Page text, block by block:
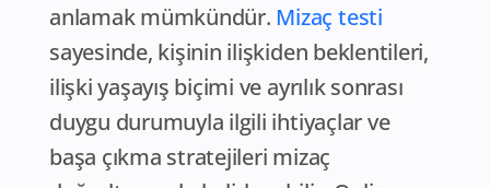
anlamak mümkündür. Mizaç testi
sayesinde, kişinin ilişkiden beklentileri,
ilişki yaşayış biçimi ve ayrılık sonrası
duygu durumuyla ilgili ihtiyaçlar ve
başa çıkma stratejileri mizaç